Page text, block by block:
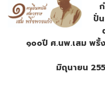
ปั่
ต
๑๐๐ปี ศ.นพ.เสม พริ้
วันที่
มิถุนายน
ณ จังหวัด